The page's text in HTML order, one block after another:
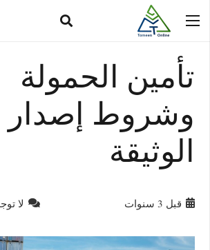
تأمين الحمولة
وشروط إصدار
الوثيقة
قبل 3 سنوات لا